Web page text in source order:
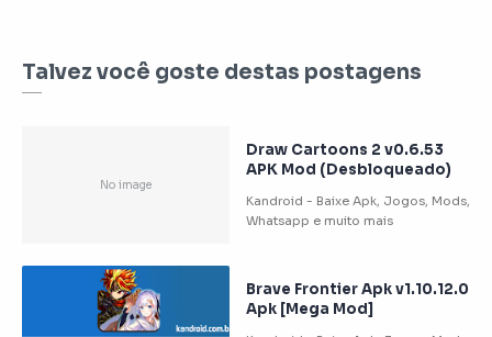
Talvez você goste destas postagens
Draw Cartoons 2 v0.6.53
APK Mod (Desbloqueado)
Brave Frontier Apk v1.10.12.0
Apk [Mega Mod]